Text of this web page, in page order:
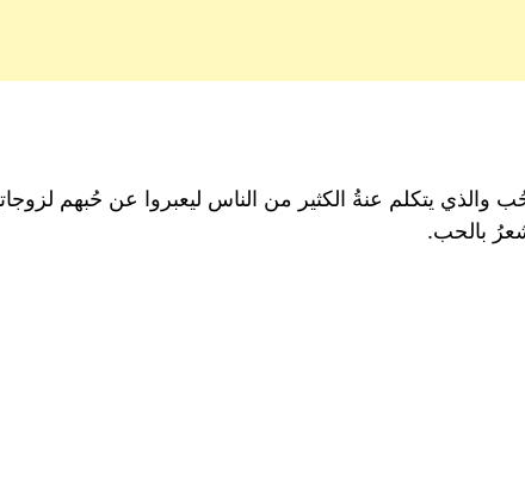
والذي يتكلم عنةُ الكثير من الناس ليعبروا عن حُبهم
بالحب.